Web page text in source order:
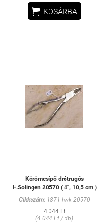
 KOSÁRBA
Körömcsípő drótrugós
H.Solingen 20570 ( 4'', 10,5 cm )
Cikkszám:1871-hwk-20570
4 044 Ft
(4 044 Ft / db)